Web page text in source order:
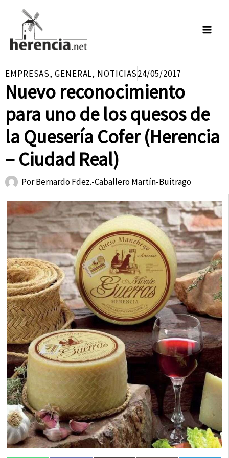
contenido
EMPRESAS,GENERAL, NOTICIAS24/05/2017
Nuevo reconocimiento
para uno de los quesos de
la Quesería Cofer (Herencia
– Ciudad Real)
PorBernardo Fdez.-Caballero Martín-Buitrago